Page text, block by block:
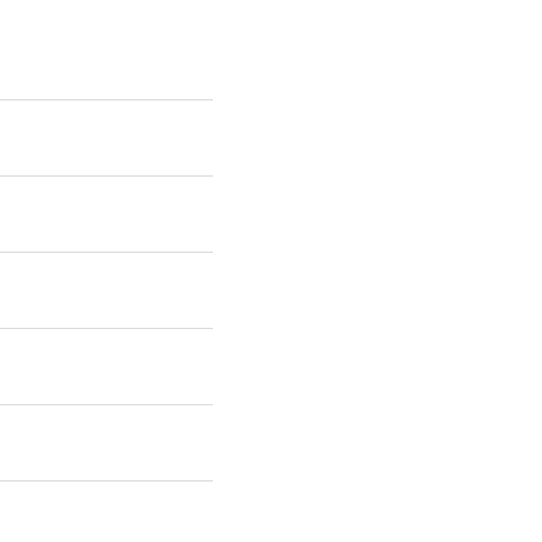
Probepaket selbst
in der Ihr alle
So kannst du es
Uns einfach
desto
den Konfigurator.
Kreativität freien Lauf
Informationen,
Zusätzlich bieten wir
abgeschlossen
WhatsApp
in
kann. Keine Sorge: